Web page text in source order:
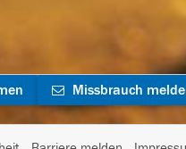
Missbrauch